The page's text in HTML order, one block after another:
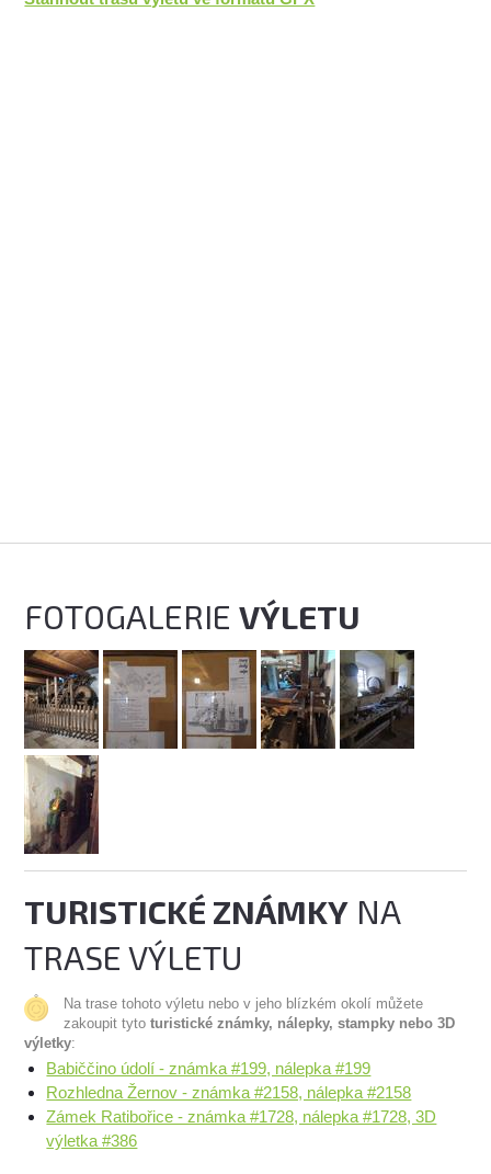
FOTOGALERIEVÝLETU
TURISTICKÉ ZNÁMKY NA
TRASE VÝLETU
Na trase tohoto výletu nebo v jeho blízkém okolí můžete
zakoupit tytoturistické známky, nálepky, stampky nebo 3D
výletky:
Babiččino údolí - známka #199, nálepka #199
Rozhledna Žernov - známka #2158, nálepka #2158
Zámek Ratibořice - známka #1728, nálepka #1728, 3D
výletka #386